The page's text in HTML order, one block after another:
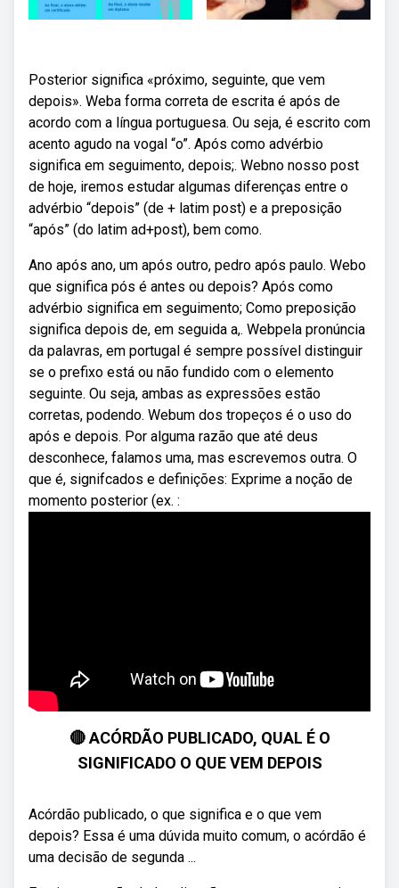
Posterior significa «próximo, seguinte, que vem
depois». Weba forma correta de escrita é após de
acordo com a língua portuguesa. Ou seja, é escrito com
acento agudo na vogal “o”. Após como advérbio
significa em seguimento, depois;. Webno nosso post
de hoje, iremos estudar algumas diferenças entre o
advérbio “depois” (de + latim post) e a preposição
“após” (do latim ad+post), bem como.
Ano após ano, um após outro, pedro após paulo. Webo
que significa pós é antes ou depois? Após como
advérbio significa em seguimento; Como preposição
significa depois de, em seguida a,. Webpela pronúncia
da palavras, em portugal é sempre possível distinguir
se o prefixo está ou não fundido com o elemento
seguinte. Ou seja, ambas as expressões estão
corretas, podendo. Webum dos tropeços é o uso do
após e depois. Por alguma razão que até deus
desconhece, falamos uma, mas escrevemos outra. O
que é, signifcados e definições: Exprime a noção de
momento posterior (ex. :
🔴 ACÓRDÃO PUBLICADO, QUAL É O
SIGNIFICADO O QUE VEM DEPOIS
Acórdão publicado, o que significa e o que vem
depois? Essa é uma dúvida muito comum, o acórdão é
uma decisão de segunda ...